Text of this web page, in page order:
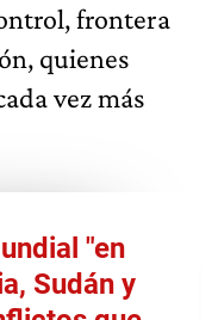
frontera
quienes
vez más
"en
Sudán y